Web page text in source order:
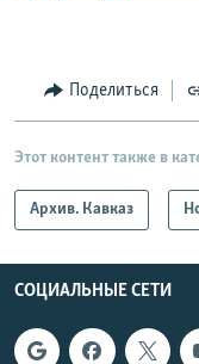
Поделиться
Этот контент также в
Архив. Кавказ
СОЦИАЛЬНЫЕ СЕТИ